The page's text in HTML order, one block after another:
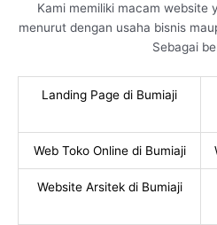
Kami memiliki macam website
menurut dengan usaha bisnis
Sebagai
Landing Page di Bumiaji
Web Toko Online di Bumiaji
Website Arsitek di Bumiaji